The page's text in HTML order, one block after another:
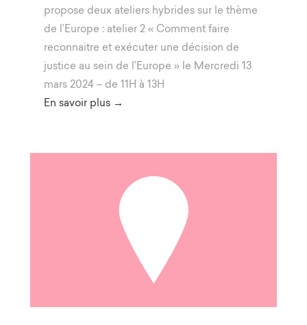
propose deux ateliers hybrides sur le thème
de l’Europe : atelier 2 « Comment faire
reconnaitre et exécuter une décision de
justice au sein de l’Europe » le Mercredi 13
mars 2024 – de 11H à 13H
En savoir plus →